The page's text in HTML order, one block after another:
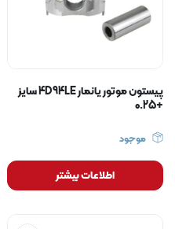
پیستون موتور یانمار 4D94LE سایز
+0.25
موجود
اطلاعات بیشتر